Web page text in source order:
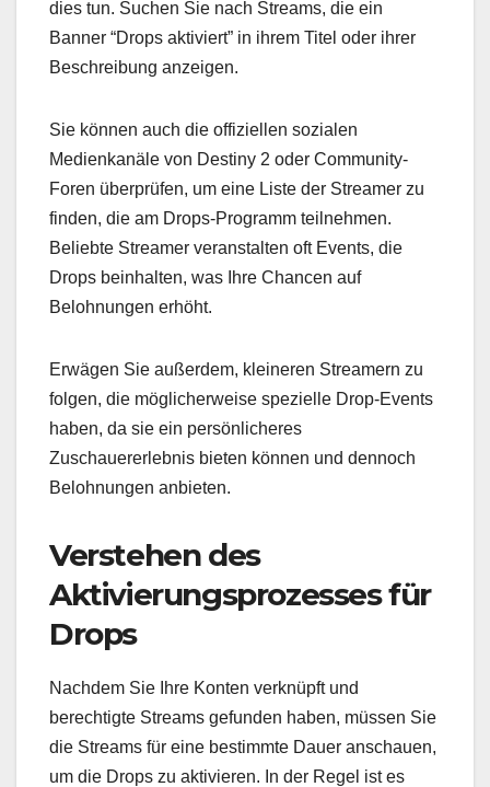
dies tun. Suchen Sie nach Streams, die ein
Banner “Drops aktiviert” in ihrem Titel oder ihrer
Beschreibung anzeigen.
Sie können auch die offiziellen sozialen
Medienkanäle von Destiny 2 oder Community-
Foren überprüfen, um eine Liste der Streamer zu
finden, die am Drops-Programm teilnehmen.
Beliebte Streamer veranstalten oft Events, die
Drops beinhalten, was Ihre Chancen auf
Belohnungen erhöht.
Erwägen Sie außerdem, kleineren Streamern zu
folgen, die möglicherweise spezielle Drop-Events
haben, da sie ein persönlicheres
Zuschauererlebnis bieten können und dennoch
Belohnungen anbieten.
Verstehen des
Aktivierungsprozesses für
Drops
Nachdem Sie Ihre Konten verknüpft und
berechtigte Streams gefunden haben, müssen Sie
die Streams für eine bestimmte Dauer anschauen,
um die Drops zu aktivieren. In der Regel ist es